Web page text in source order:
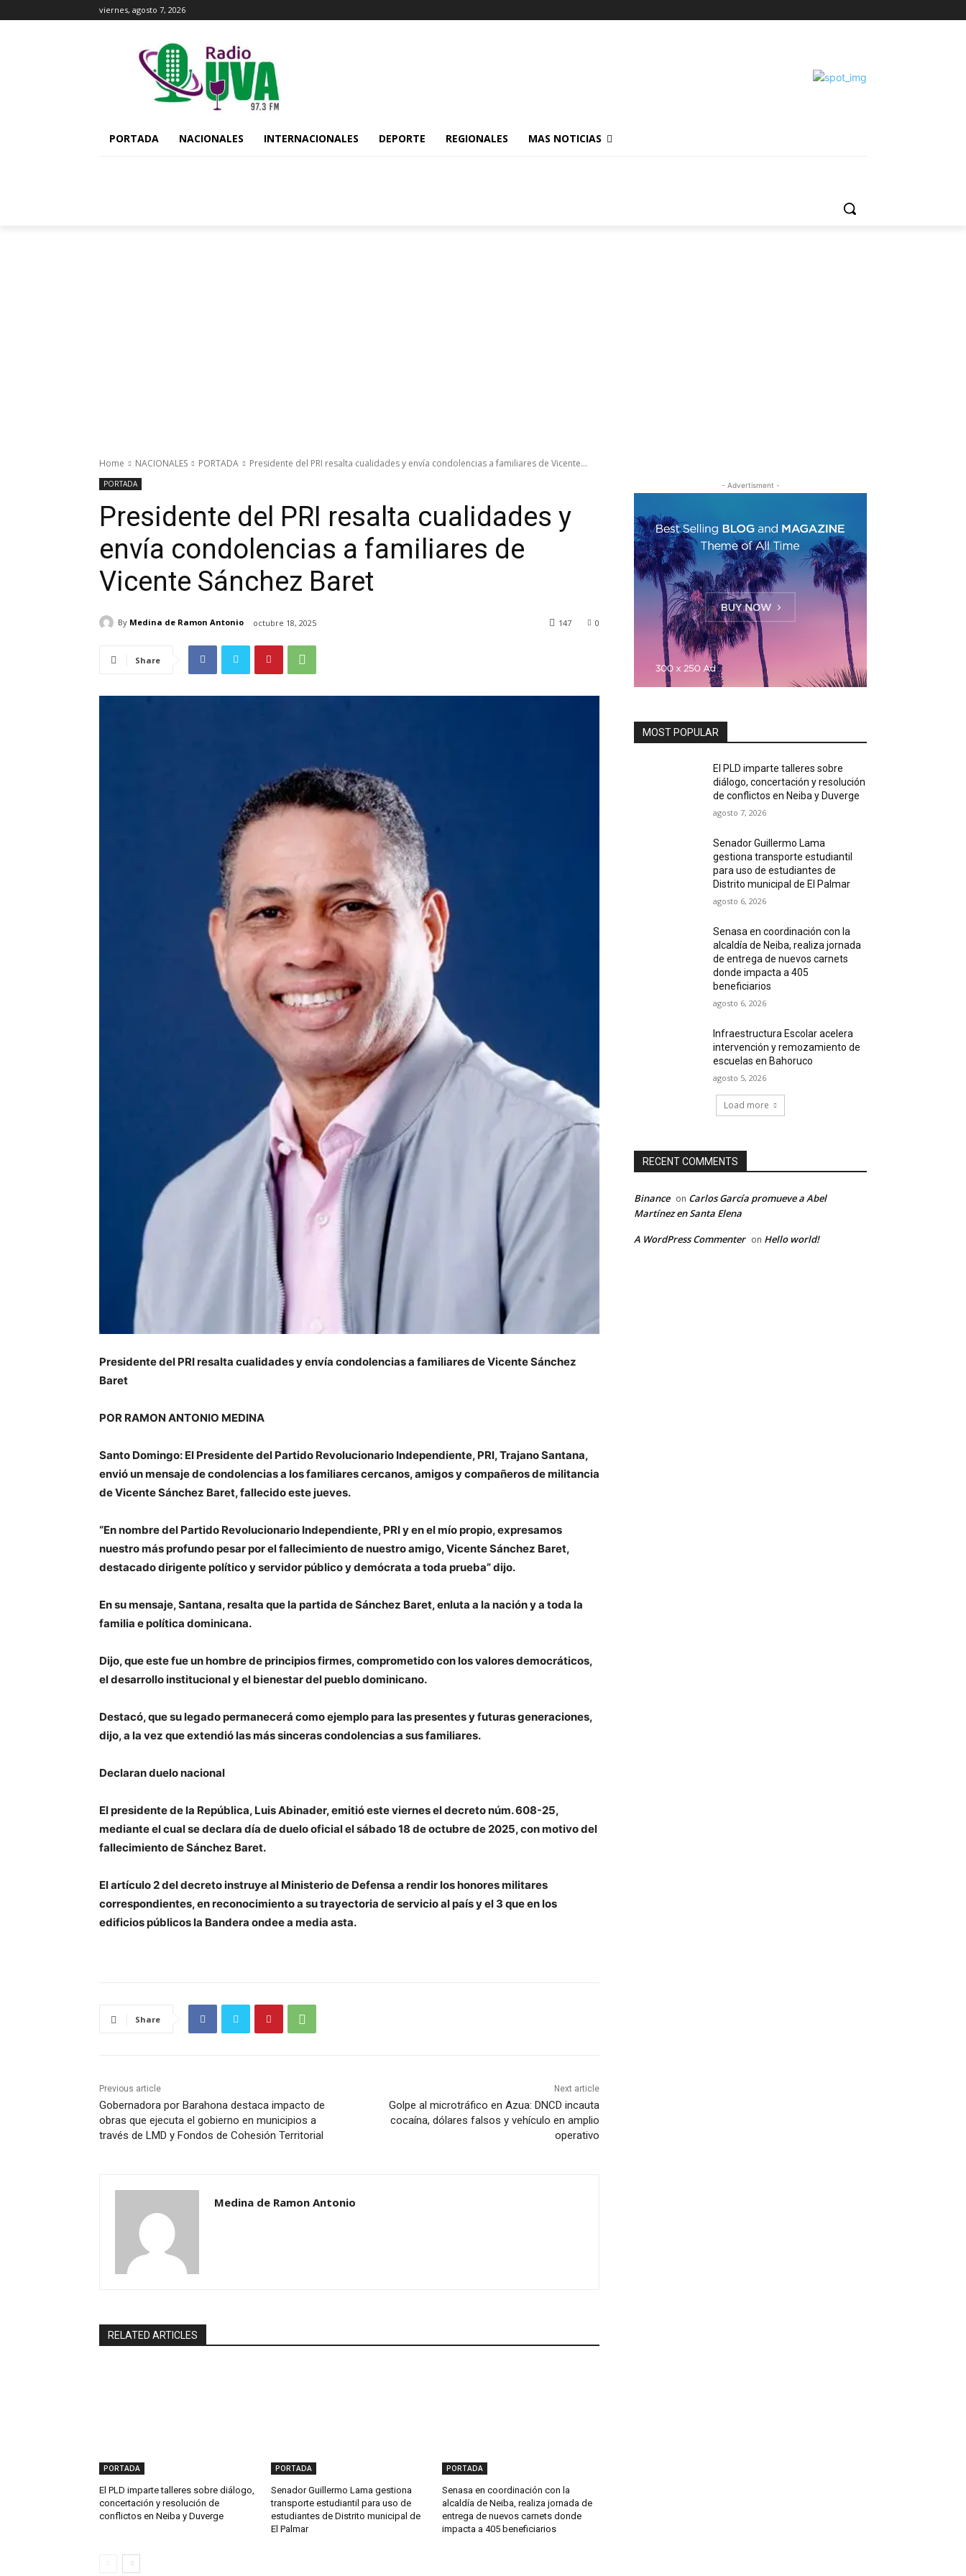
viernes, agosto 7, 2026
PORTADA NACIONALES INTERNACIONALES DEPORTE REGIONALES MAS NOTICIAS
Home NACIONALES PORTADA Presidente del PRI resalta cualidades y envía condolencias a familiares de Vicente...
PORTADA
Presidente del PRI resalta cualidades y
envía condolencias a familiares de
Vicente Sánchez Baret
By Medina de Ramon Antonio octubre 18, 2025 0
147
Share
Presidente del PRI resalta cualidades y envía condolencias a familiares de Vicente Sánchez
Baret
POR RAMON ANTONIO MEDINA
Santo Domingo: El Presidente del Partido Revolucionario Independiente, PRI, Trajano Santana,
envió un mensaje de condolencias a los familiares cercanos, amigos y compañeros de militancia
de Vicente Sánchez Baret, fallecido este jueves.
“En nombre del Partido Revolucionario Independiente, PRI y en el mío propio, expresamos
nuestro más profundo pesar por el fallecimiento de nuestro amigo, Vicente Sánchez Baret,
destacado dirigente político y servidor público y demócrata a toda prueba” dijo.
En su mensaje, Santana, resalta que la partida de Sánchez Baret, enluta a la nación y a toda la
familia e política dominicana.
Dijo, que este fue un hombre de principios firmes, comprometido con los valores democráticos,
el desarrollo institucional y el bienestar del pueblo dominicano.
Destacó, que su legado permanecerá como ejemplo para las presentes y futuras generaciones,
dijo, a la vez que extendió las más sinceras condolencias a sus familiares.
Declaran duelo nacional
El presidente de la República, Luis Abinader, emitió este viernes el decreto núm. 608-25,
mediante el cual se declara día de duelo oficial el sábado 18 de octubre de 2025, con motivo del
fallecimiento de Sánchez Baret.
El artículo 2 del decreto instruye al Ministerio de Defensa a rendir los honores militares
correspondientes, en reconocimiento a su trayectoria de servicio al país y el 3 que en los
edificios públicos la Bandera ondee a media asta.
Share
Previous article
Gobernadora por Barahona destaca impacto de
obras que ejecuta el gobierno en municipios a
través de LMD y Fondos de Cohesión Territorial
Next article
Golpe al microtráfico en Azua: DNCD incauta
cocaína, dólares falsos y vehículo en amplio
operativo
Medina de Ramon Antonio
RELATED ARTICLES
PORTADA
El PLD imparte talleres sobre diálogo,
concertación y resolución de
conflictos en Neiba y Duverge
PORTADA
Senador Guillermo Lama gestiona
transporte estudiantil para uso de
estudiantes de Distrito municipal de
El Palmar
PORTADA
Senasa en coordinación con la
alcaldía de Neiba, realiza jornada de
entrega de nuevos carnets donde
impacta a 405 beneficiarios
- Advertisment -
MOST POPULAR
El PLD imparte talleres sobre
diálogo, concertación y resolución
de conflictos en Neiba y Duverge
agosto 7, 2026
Senador Guillermo Lama
gestiona transporte estudiantil
para uso de estudiantes de
Distrito municipal de El Palmar
agosto 6, 2026
Senasa en coordinación con la
alcaldía de Neiba, realiza jornada
de entrega de nuevos carnets
donde impacta a 405
beneficiarios
agosto 6, 2026
Infraestructura Escolar acelera
intervención y remozamiento de
escuelas en Bahoruco
agosto 5, 2026
Load more
RECENT COMMENTS
Binance on Carlos García promueve a Abel
Martínez en Santa Elena
A WordPress Commenter on Hello world!